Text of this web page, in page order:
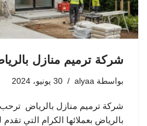
شركة ترميم منازل
بواسطة alyaa 30 يونيو، 2024
شركة ترميم منازل بالرياض
بالرياض بعملائها الكرام التي